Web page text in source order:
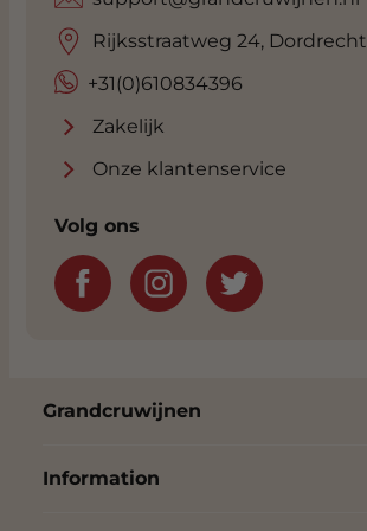
+31(0)610834396
Rijksstraatweg 24, Dordrecht
Zakelijk
Onze klantenservice
Volg ons
Grandcruwijnen
Information